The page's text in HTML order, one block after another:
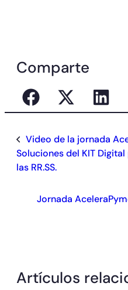
Comparte
Video de la jornada
Soluciones del KIT
las RR.SS.
Jornada
Artículos